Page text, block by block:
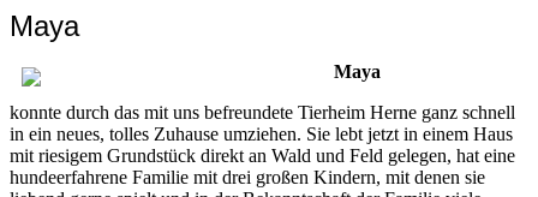
Maya
Maya
konnte durch das mit uns befreundete Tierheim Herne ganz schnell
in ein neues, tolles Zuhause umziehen. Sie lebt jetzt in einem Haus
mit riesigem Grundstück direkt an Wald und Feld gelegen, hat eine
hundeerfahrene Familie mit drei großen Kindern, mit denen sie